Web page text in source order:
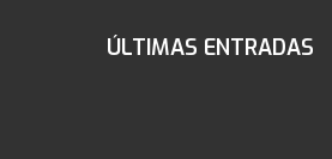
ÚLTIMAS ENTRADAS